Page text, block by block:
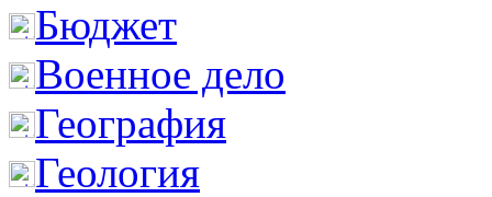
Бюджет
Военное дело
География
Геология